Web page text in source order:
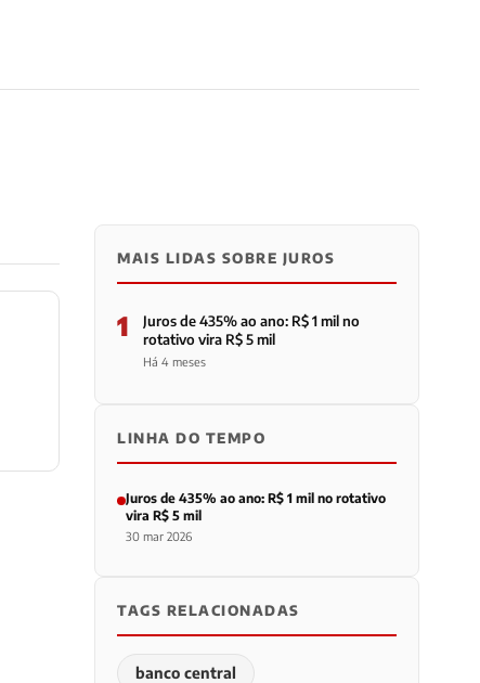
MAIS LIDAS SOBRE JUROS
1
Juros de 435% ao ano: R$ 1 mil no
rotativo vira R$ 5 mil
Há 4 meses
LINHA DO TEMPO
Juros de 435% ao ano: R$ 1 mil no rotativo
vira R$ 5 mil
30 mar 2026
TAGS RELACIONADAS
banco central